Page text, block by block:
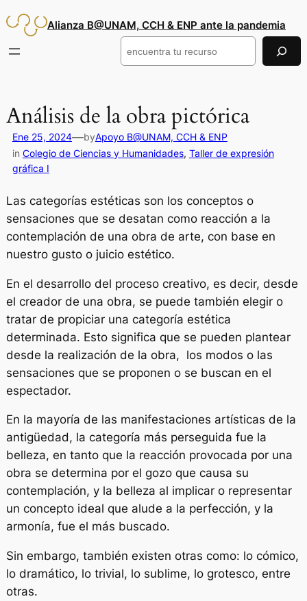
al
Alianza B@UNAM, CCH & ENP ante la pandemia
Buscar
Análisis de la obra pictórica
Ene 25, 2024—byApoyo B@UNAM, CCH & ENP
in Colegio de Ciencias y Humanidades, Taller de expresión
gráfica I
Las categorías estéticas son los conceptos o
sensaciones que se desatan como reacción a la
contemplación de una obra de arte, con base en
nuestro gusto o juicio estético.
En el desarrollo del proceso creativo, es decir, desde
el creador de una obra, se puede también elegir o
tratar de propiciar una categoría estética
determinada. Esto significa que se pueden plantear
desde la realización de la obra, los modos o las
sensaciones que se proponen o se buscan en el
espectador.
En la mayoría de las manifestaciones artísticas de la
antigüedad, la categoría más perseguida fue la
belleza, en tanto que la reacción provocada por una
obra se determina por el gozo que causa su
contemplación, y la belleza al implicar o representar
un concepto ideal que alude a la perfección, y la
armonía, fue el más buscado.
Sin embargo, también existen otras como: lo cómico,
lo dramático, lo trivial, lo sublime, lo grotesco, entre
otras.